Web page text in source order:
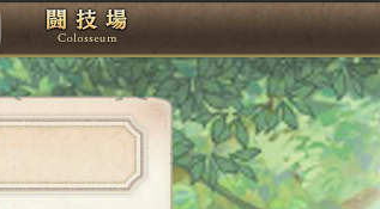
ショップ 闘技場